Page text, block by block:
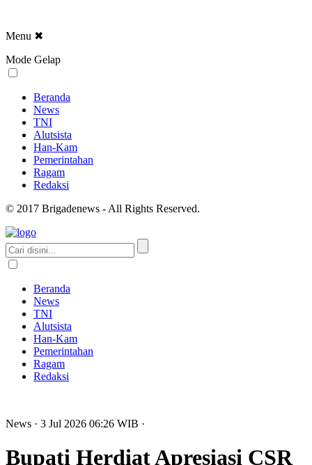
Menu ✖
Mode Gelap
Beranda
News
TNI
Alutsista
Han-Kam
Pemerintahan
Ragam
Redaksi
© 2017 Brigadenews - All Rights Reserved.
Beranda
News
TNI
Alutsista
Han-Kam
Pemerintahan
Ragam
Redaksi
News · 3 Jul 2026 06:26 WIB ·
Bupati Herdiat Apresiasi CSR